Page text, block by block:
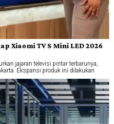
Xiaomi TV S Mini LED 2026
jajaran televisi pintar terbarunya,
Ekspansi produk ini dilakukan